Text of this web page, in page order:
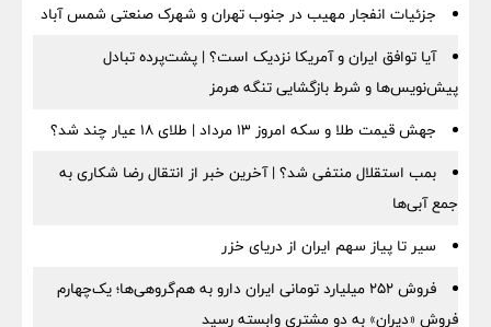
جزئیات انفجار مهیب در جنوب تهران و شهرک صنعتی شمس آباد
آیا توافق ایران و آمریکا نزدیک است؟ | پشت‌پرده تبادل
پیش‌نویس‌ها و شرط بازگشایی تنگه هرمز
جهش قیمت طلا و سکه امروز ۱۳ مرداد | طلای ۱۸ عیار چند شد؟
بمب استقلال منتفی شد؟ | آخرین خبر از انتقال رضا شکاری به
جمع آبی‌ها
سیر تا پیاز سهم ایران از دریای خزر
فروش ۲۵۲ میلیارد تومانی ایران دارو به هم‌گروهی‌ها؛ یک‌چهارم
فروش «دیران» به دو مشتری وابسته رسید